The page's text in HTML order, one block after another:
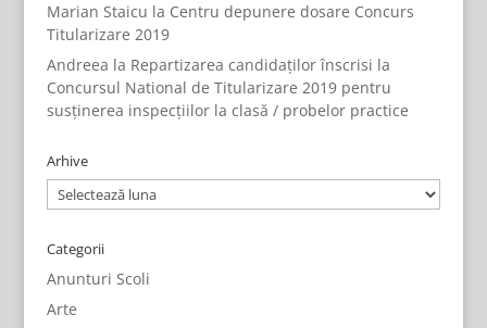
Marian Staicu la Centru depunere dosare Concurs
Titularizare 2019
Andreea la Repartizarea candidaților înscrisi la
Concursul National de Titularizare 2019 pentru
susținerea inspecțiilor la clasă / probelor practice
Arhive
Arhive
Categorii
Anunturi Scoli
Arte